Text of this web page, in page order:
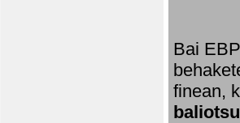
Bai
finean,